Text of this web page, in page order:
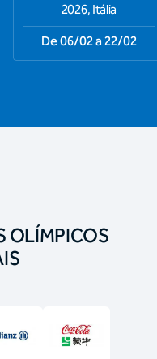
2026, Itália
De 06/02 a 22/02
OLÍMPICOS